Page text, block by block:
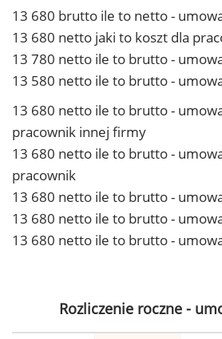
13 680 brutto ile to netto -
13 680 netto jaki to koszt dla
13 780 netto ile to brutto -
13 580 netto ile to brutto -
13 680 netto ile to brutto -
pracownik innej firmy
13 680 netto ile to brutto -
pracownik
13 680 netto ile to brutto -
13 680 netto ile to brutto -
13 680 netto ile to brutto -
Rozliczenie roczne -